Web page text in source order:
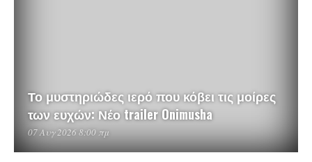
Το μυστηριώδες ιερό που κόβει τις μοίρες
των ευχών: Νέο trailer Onimusha
07 Αυγ 2026 8:00 πμ